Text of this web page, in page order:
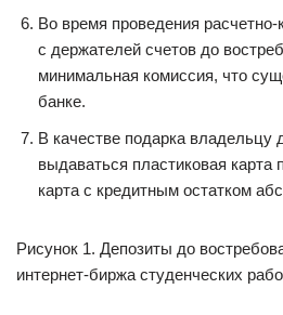
Во время проведения расчетно-
с держателей счетов до
минимальная комиссия, что
банке.
В качестве подарка владельцу
выдаваться пластиковая карта
карта с кредитным остатком
Рисунок 1. Депозиты до
интернет-биржа студенческих